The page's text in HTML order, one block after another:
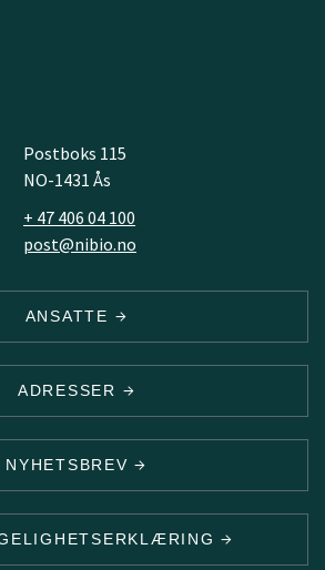
Postboks 115
NO-1431 Ås
+ 47 406 04 100
post@nibio.no
ANSATTE
ADRESSER
NYHETSBREV